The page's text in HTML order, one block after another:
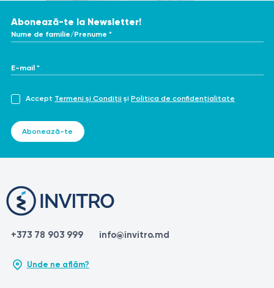
Abonează-te la Newsletter!
Nume de familie/Prenume *
E-mail *
Accept Termeni și Condiții și Politica de confidențialitate
Abonează-te
+373 78 903 999 info@invitro.md
Unde ne aflăm?